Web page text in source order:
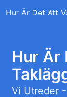
toHur Är Det Att
Hur Är
Vi Utreder